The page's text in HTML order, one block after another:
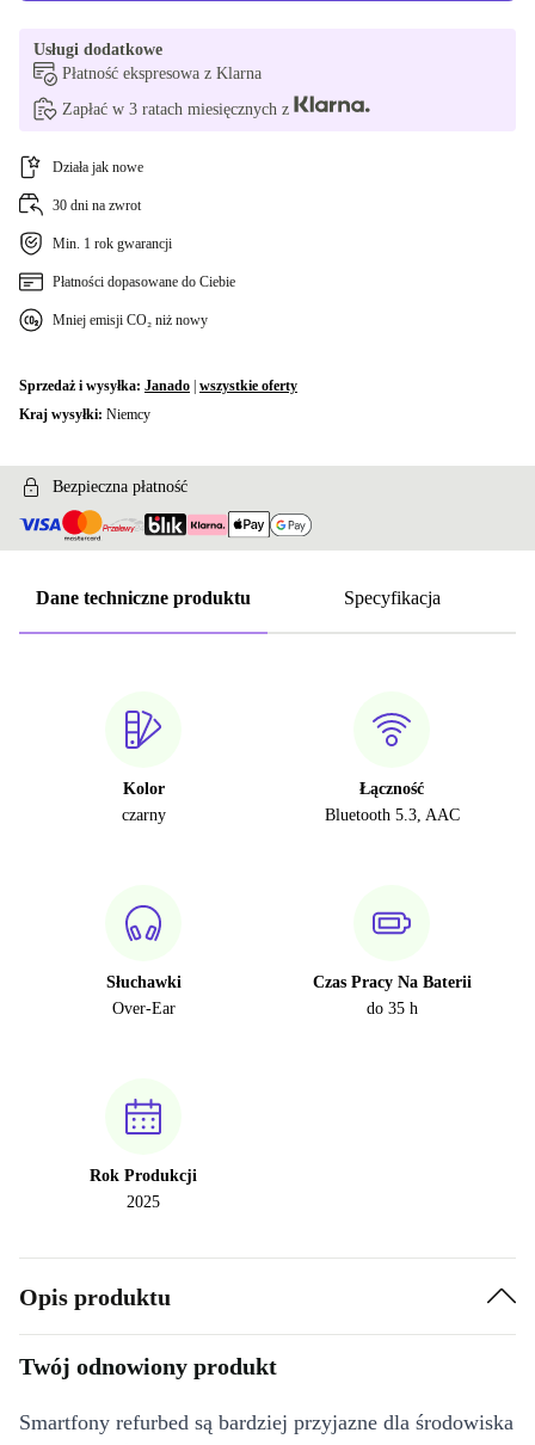
Usługi dodatkowe
Płatność ekspresowa z Klarna
Zapłać w 3 ratach miesięcznych z
Działa jak nowe
30 dni na zwrot
Min. 1 rok gwarancji
Płatności dopasowane do Ciebie
Mniej emisji CO₂ niż nowy
Sprzedaż i wysyłka: Janado wszystkie oferty
Kraj wysyłki: Niemcy
Bezpieczna płatność
Dane techniczne produktu Specyfikacja
Kolor
czarny
Łączność
Bluetooth 5.3, AAC
Słuchawki
Over-Ear
Czas Pracy Na Baterii
do 35 h
Rok Produkcji
2025
Opis produktu
Twój odnowiony produkt
Smartfony refurbed są bardziej przyjazne dla środowiska